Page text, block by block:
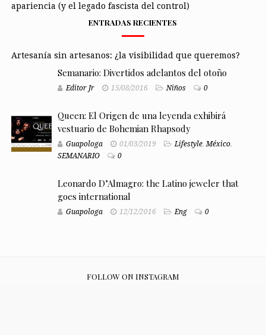
apariencia (y el legado fascista del control)
ENTRADAS RECIENTES
Artesanía sin artesanos: ¿la visibilidad que queremos?
Semanario: Divertidos adelantos del otoño
Editor Jr 15/08/2016 Niños 0
Queen: El Origen de una leyenda exhibirá
vestuario de Bohemian Rhapsody
Guapologa 01/03/2019 Lifestyle,México,
SEMANARIO
0
Leonardo D’Almagro: the Latino jeweler that
goes international
Guapologa 12/12/2016 Eng 0
FOLLOW ON INSTAGRAM